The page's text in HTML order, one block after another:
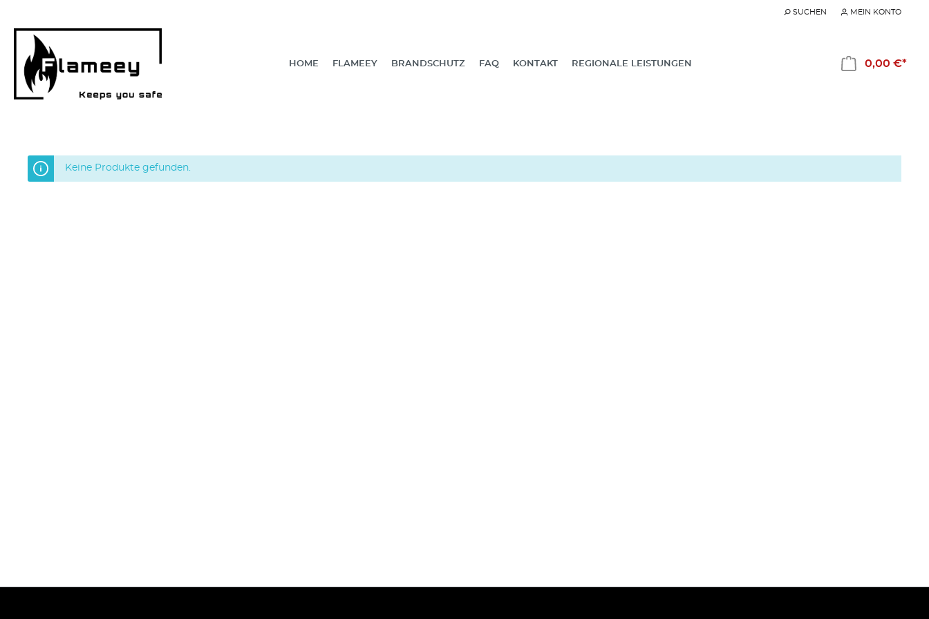
SUCHEN MEIN KONTO
HOME FLAMEEY BRANDSCHUTZ FAQ KONTAKT REGIONALE LEISTUNGEN 0,00 €*
Keine Produkte gefunden.